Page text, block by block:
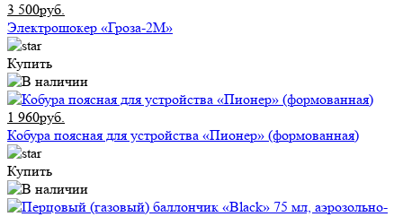
3 500руб.
Электрошокер «Гроза-2М»
Купить
1 960руб.
Кобура поясная для устройства «Пионер» (формованная)
Купить